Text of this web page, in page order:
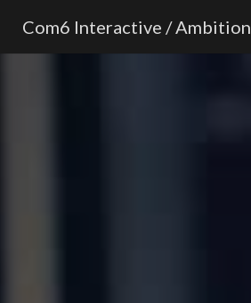
Com6 Interactive / Ambition